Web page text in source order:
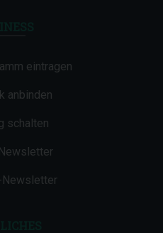
eintragen
anbinden
schalten
Newsletter